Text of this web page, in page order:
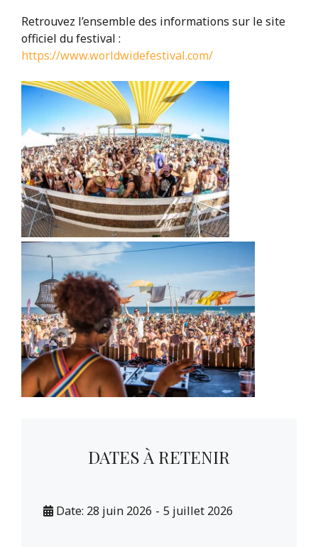
Retrouvez l’ensemble des informations sur le site
officiel du festival :
https://www.worldwidefestival.com/
DATES À RETENIR
Date: 28 juin 2026 - 5 juillet 2026